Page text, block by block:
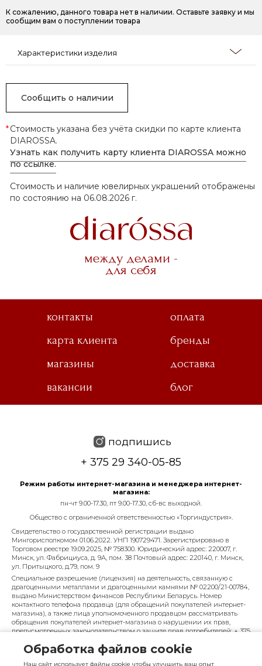
К сожалению, данного товара нет в наличии. Оставьте заявку и мы
сообщим вам о поступлении товара
Характеристики изделия
Сообщить о наличии
*Стоимость указана без учёта скидки по карте клиента
DIAROSSA.
Узнать как получить карту клиента DIAROSSA можно
по ссылке.
Стоимость и наличие ювелирных украшений отображены
по состоянию на 06.08.2026 г.
между делами -
для себя
контакты
оплата
карта клиента
бренды
магазины
доставка
вакансии
блог
подпишись
+ 375 29 340-05-85
Режим работы интернет-магазина и менеджера интернет-
магазина:
пн-чт 9.00-17.30, пт 9.00-17.30, сб-вс выходной.
Общество с ограниченной ответственностью «Торгиндустрия».
Свидетельство о государственной регистрации выдано
Мингорисполкомом 01.06.2022. УНП 190729471. Зарегистрировано в
Торговом реестре 19.09.2025, № 758300. Юридический адрес: 220007, г.
Минск, ул. Фабрициуса, д. 9А, пом. 38 Почтовый адрес: 220140, г. Минск,
ул. Притыцкого, д.79, пом. 9
Специальное разрешение (лицензия) на деятельность, связанную с
драгоценными металлами и драгоценными камнями № 02200/21-00784,
выдано Министерством финансов Республики Беларусь. Номер
контактного телефона продавца (для обращений покупателей интернет-
магазина), а также лица уполномоченного продавцом рассматривать
обращения покупателей интернет-магазина о нарушении их прав,
предусмотренных законодательством о защите прав потребителей: + 375
управления по работе с обращениями граждан и юридических лиц
Минского городского исполнительного комитета, администрация
Обработка файлов cookie
Наш сайт использует файлы cookie чтобы улучшить ваш опыт